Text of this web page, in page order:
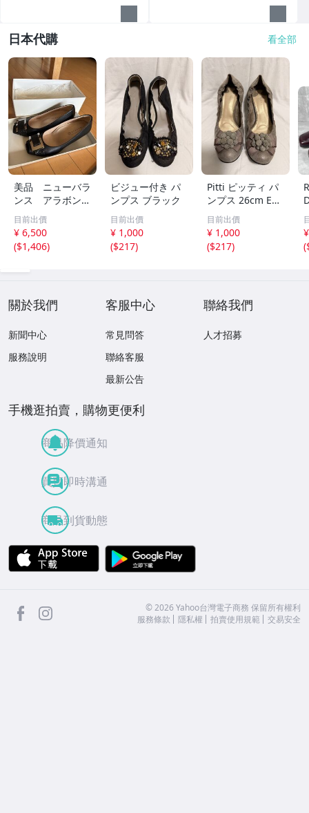
日本代購 看全部
美品 ニューバラ
ンス アラボン
newbalance ara
von 廃盤 パンプ
ス ブラック
目前出價
¥ 6,500
($1,406)
ビジュー付き パ
ンプス ブラック
目前出價
¥ 1,000
($217)
Pitti ピッティ パ
ンプス 26cm EE
ベージュ 日本製
ローヒール
目前出價
¥ 1,000
($217)
(
關於我們
新聞中心
服務說明
客服中心
常見問答
聯絡客服
最新公告
聯絡我們
人才招募
手機逛拍賣，購物更便利
商品降價通知
買賣即時溝通
商品到貨動態
APP Store
facebook ©2026 Yahoo台灣電子商務 保留所有權利
服務條款
隱私權 拍賣使用規範 交易安全